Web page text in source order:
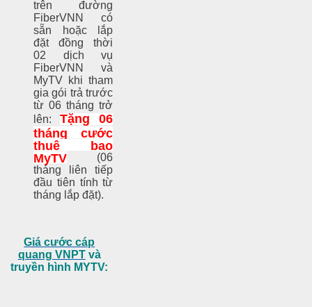
trên đường
FiberVNN có
sẵn hoặc lắp
đặt đồng thời
02 dịch vụ
FiberVNN và
MyTV khi tham
gia gói trả trước
từ 06 tháng trở
lên:Tặng 06
tháng cước
thuê bao
MyTV (06
tháng liên tiếp
đầu tiên tính từ
tháng lắp đặt).
Giá cước cáp
quang VNPTvà
truyền hình MYTV: